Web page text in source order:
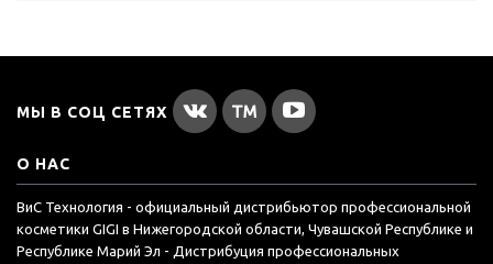
МЫ В СОЦ СЕТЯХ
О НАС
ВиС Технология - официальный дистрибьютор профессиональной
косметики GIGI в Нижегородской области, Чувашской Республике и
Республике Марий Эл - Дистрибуция профессиональных